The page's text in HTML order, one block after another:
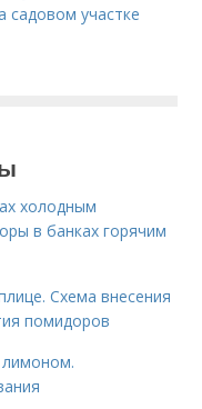
садовом участке
холодным
в банках горячим
Схема внесения
помидоров